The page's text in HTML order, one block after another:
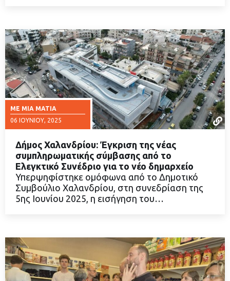
ΜΕ ΜΙΑ ΜΑΤΙΆ
06 ΙΟΥΝΊΟΥ, 2025
ΔΙΑΒΑΣΤΕ ΠΕΡΙΣΣΟΤΕΡΑ
Δήμος Χαλανδρίου: Έγκριση της νέας
συμπληρωματικής σύμβασης από το
Ελεγκτικό Συνέδριο για το νέο δημαρχείο
Υπερψηφίστηκε ομόφωνα από το Δημοτικό
Συμβούλιο Χαλανδρίου, στη συνεδρίαση της
5ης Ιουνίου 2025, η εισήγηση του…